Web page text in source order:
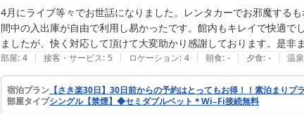
客室へのご案内について、ご意見ありがとうございます。誠に勝
らとさせて頂いております。何卒ご理解ご協力の程よろしくお願
今回、初めてご利用いただいたのにも関わらず、至らぬ点が多々
この度は、お忙しい中ご感想をお寄せくださいまして誠にありがと
4月にライブ等々でお世話になりました。レンタカーでお邪魔する
間中の入出庫が自由で利用し易かったです。館内もキレイで快適
ましたが、快く対応して頂けて大変助かり感謝しております。是非
部屋: 4 | 接客・サービス: 5 | ロケーション: 4 | 朝食: - | 夕食: - | 温
宿泊プラン 【さき楽30日】30日前からの予約はとってもお得！！素泊まり
部屋タイプシングル【禁煙】◆セミダブルベット＊Wi−Fi接続無料